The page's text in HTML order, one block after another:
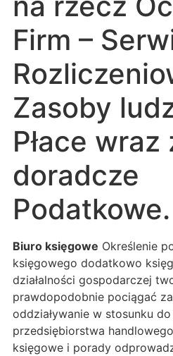
Firm –
Zasoby
Płace wraz
doradcze
Podatkowe.
Biuro księgowe Określenie
księgowego dodatkowo
działalności gospodarczej
prawdopodobnie pociągać
oddziaływanie w stosunku do
przedsiębiorstwa
księgowe i porady